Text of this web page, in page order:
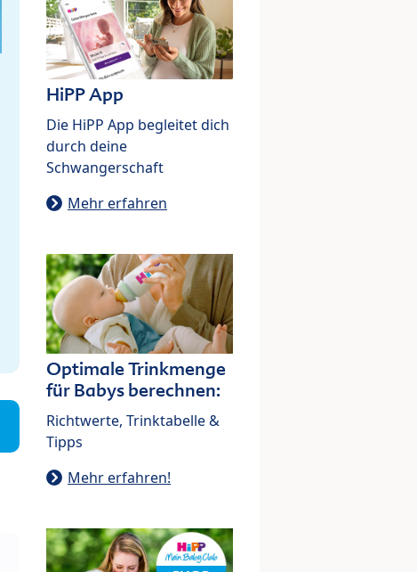
HiPP App
Die HiPP App begleitet dich
durch deine
Schwangerschaft
Mehr erfahren
Optimale Trinkmenge
für Babys berechnen:
Richtwerte, Trinktabelle &
Tipps
Mehr erfahren!